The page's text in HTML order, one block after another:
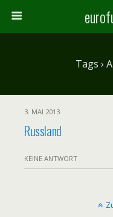
Tags ›
3. MAI 2013
Russland
KEINE ANTWORT